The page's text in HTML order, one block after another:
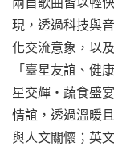
現，透過科技與
化交流意象，以
「臺星友誼、健
星交輝・蔬食盛
情誼，透過溫暖
與人文關懷；英文